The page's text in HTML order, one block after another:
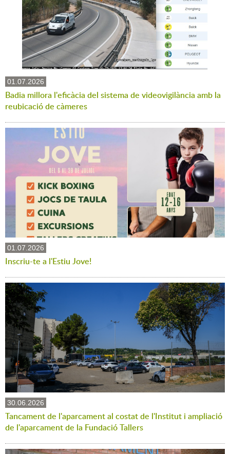
01.07.2026
Badia millora l'eficàcia del sistema de videovigilància amb la
reubicació de càmeres
01.07.2026
Inscriu-te a l'Estiu Jove!
30.06.2026
Tancament de l'aparcament al costat de l'Institut i ampliació
de l'aparcament de la Fundació Tallers